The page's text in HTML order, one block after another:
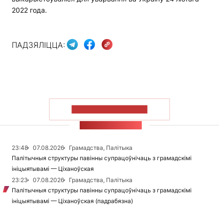
2022 года.
ПАДЗЯЛІЦЦА:
23:48 07.08.2026
Грамадства, Палітыка
Палітычныя структуры павінны супрацоўнічаць з грамадскімі
ініцыятывамі — Ціханоўская
23:23
07.08.2026
Грамадства, Палітыка
Палітычныя структуры павінны супрацоўнічаць з грамадскімі
ініцыятывамі — Ціханоўская (падрабязна)